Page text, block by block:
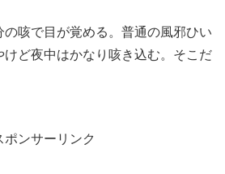
の咳で目が覚める。普通の風邪ひい
けど夜中はかなり咳き込む。そこだ
ポンサーリンク